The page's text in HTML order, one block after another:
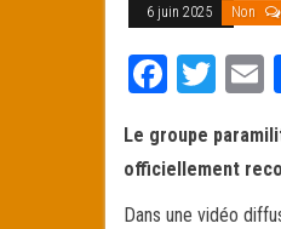
6 juin 2025 Non
Fa
bo
ok
T
tt
er
E
Le groupe
officiellement
Dans une vidéo